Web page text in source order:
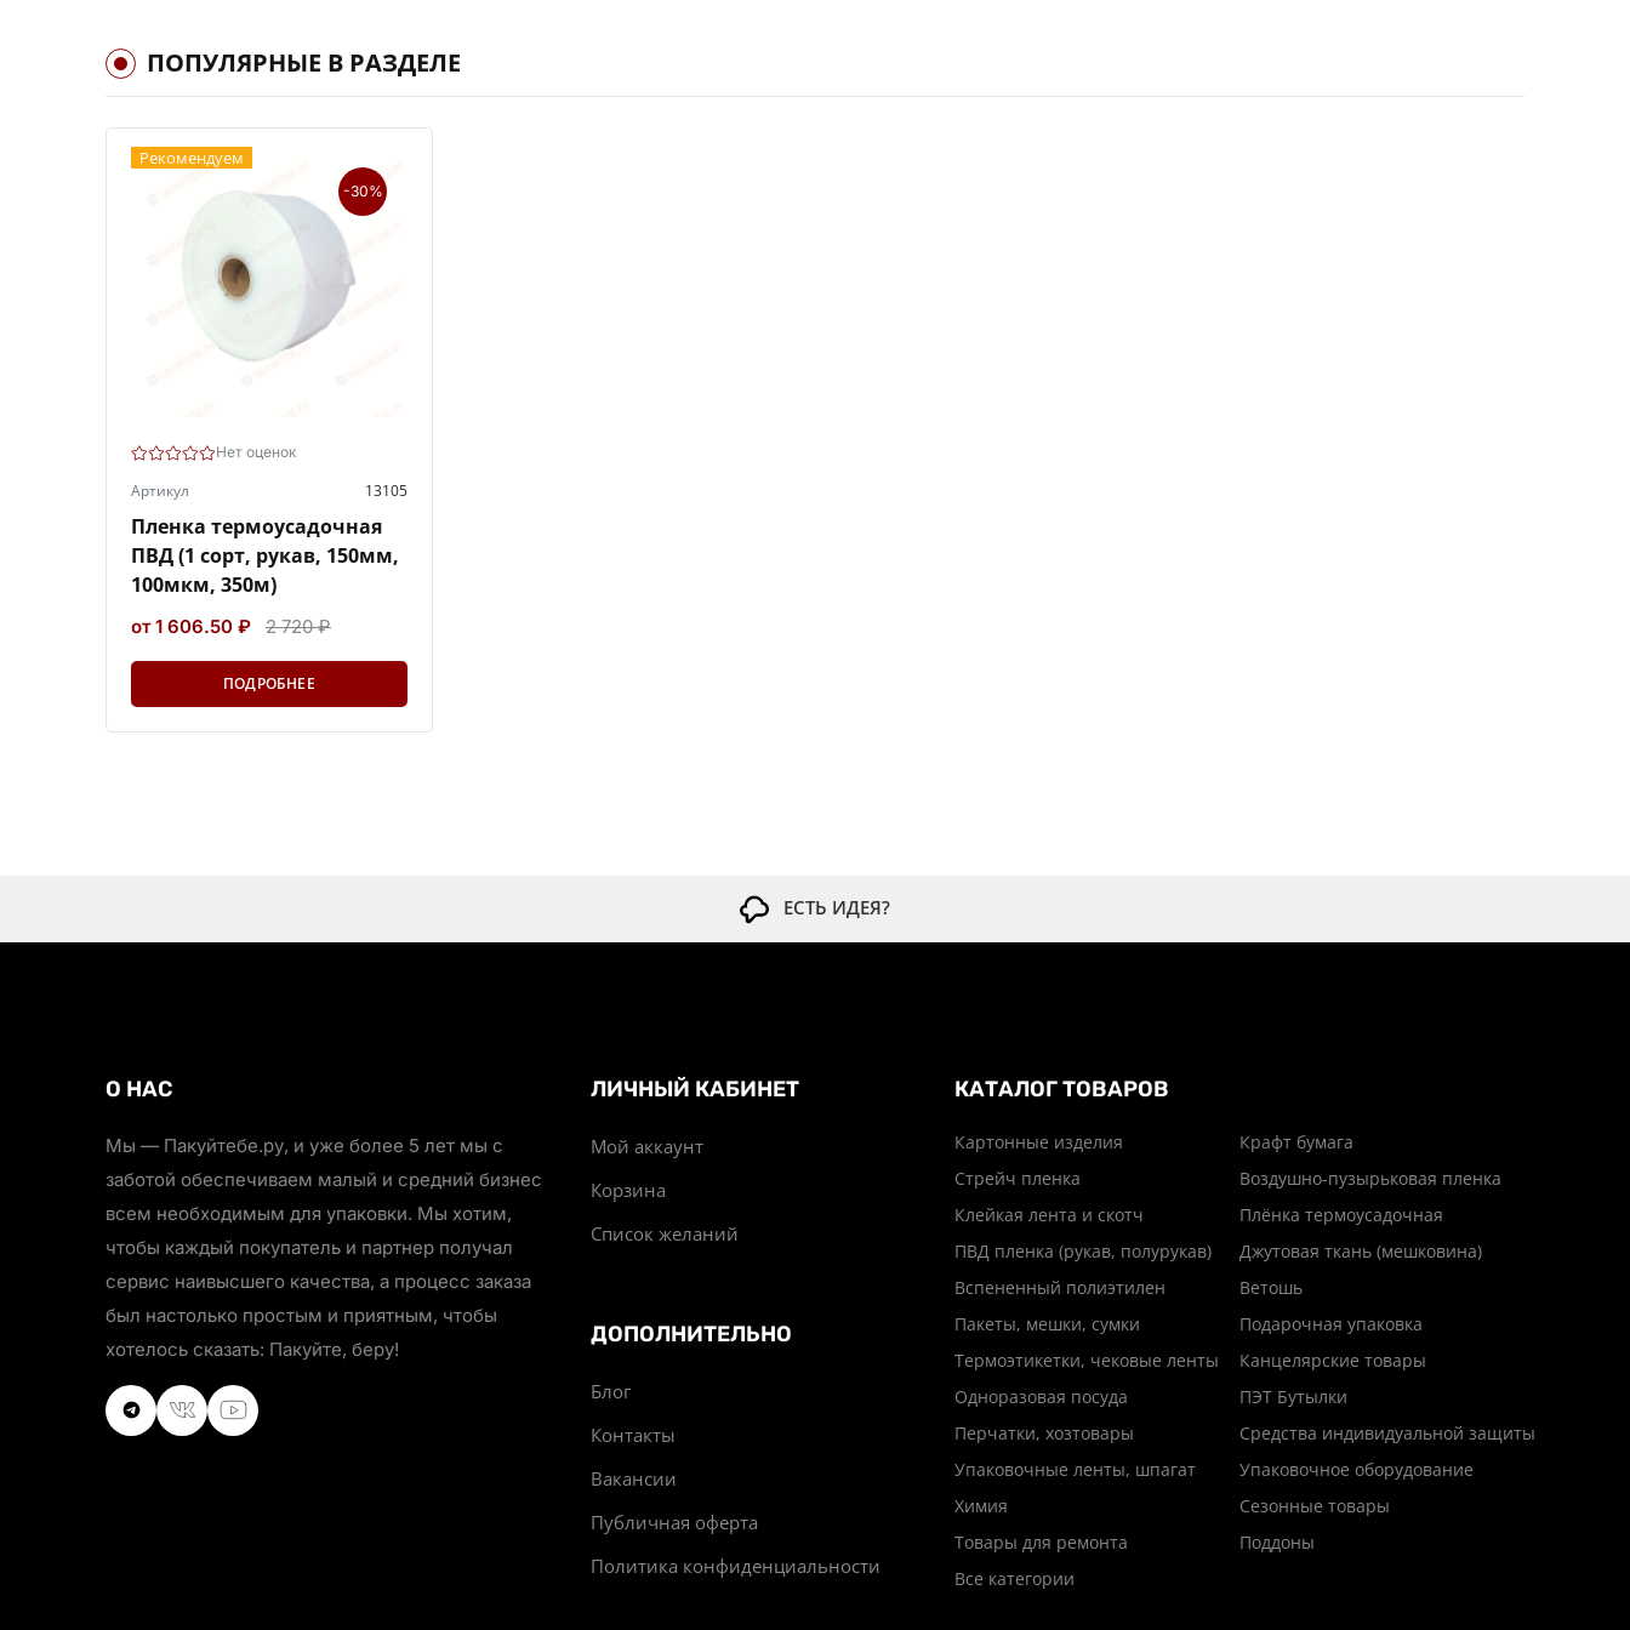
ПОПУЛЯРНЫЕ В РАЗДЕЛЕ
-30%
Рекомендуем
Нет оценок
Артикул 13105
Пленка термоусадочная
ПВД (1 сорт, рукав, 150мм,
100мкм, 350м)
от 1 606.50 ₽ 2 720 ₽
ПОДРОБНЕЕ
ЕСТЬ ИДЕЯ?
О НАС
Мы — Пакуйтебе.ру, и уже более 5 лет мы с
заботой обеспечиваем малый и средний бизнес
всем необходимым для упаковки. Мы хотим,
чтобы каждый покупатель и партнер получал
сервис наивысшего качества, а процесс заказа
был настолько простым и приятным, чтобы
хотелось сказать: Пакуйте, беру!
VKontakteVKontakteYoutube
ЛИЧНЫЙ КАБИНЕТ
Мой аккаунт
Корзина
Список желаний
ДОПОЛНИТЕЛЬНО
Блог
Контакты
Вакансии
Публичная оферта
Политика конфиденциальности
КАТАЛОГ ТОВАРОВ
Картонные изделия
Крафт бумага
Стрейч пленка
Воздушно-пузырьковая пленка
Клейкая лента и скотч
Плёнка термоусадочная
ПВД пленка (рукав, полурукав)
Джутовая ткань (мешковина)
Вспененный полиэтилен
Ветошь
Пакеты, мешки, сумки
Подарочная упаковка
Термоэтикетки, чековые ленты
Канцелярские товары
Одноразовая посуда
ПЭТ Бутылки
Перчатки, хозтовары
Средства индивидуальной защиты
Упаковочные ленты, шпагат
Упаковочное оборудование
Химия
Сезонные товары
Товары для ремонта
Поддоны
Все категории